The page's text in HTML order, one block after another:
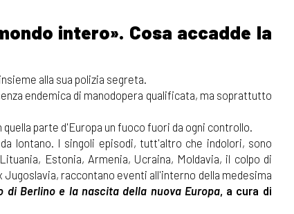
intero». Cosa accadde la
alla sua polizia segreta.
endemica di manodopera qualificata, ma soprattutto
parte d'Europa un fuoco fuori da ogni controllo.
lontano. I singoli episodi, tutt'altro che indolori, sono
Estonia, Armenia, Ucraina, Moldavia, il colpo di
Jugoslavia, raccontano eventi all'interno della medesima
di Berlino e la nascita della nuova Europa, a cura di